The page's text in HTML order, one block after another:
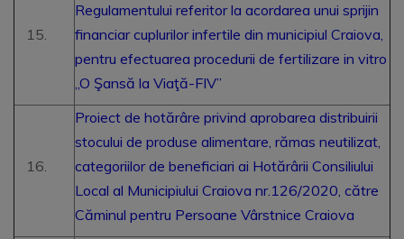
Regulamentului referitor la acordarea unui sprijin
financiar cuplurilor infertile din municipiul Craiova,
pentru efectuarea procedurii de fertilizare in vitro
„O Şansă la Viaţă-FIV”
Proiect de hotărâre privind aprobarea distribuirii
stocului de produse alimentare, rămas neutilizat,
categoriilor de beneficiari ai Hotărârii Consiliului
Local al Municipiului Craiova nr.126/2020, către
Căminul pentru Persoane Vârstnice Craiova